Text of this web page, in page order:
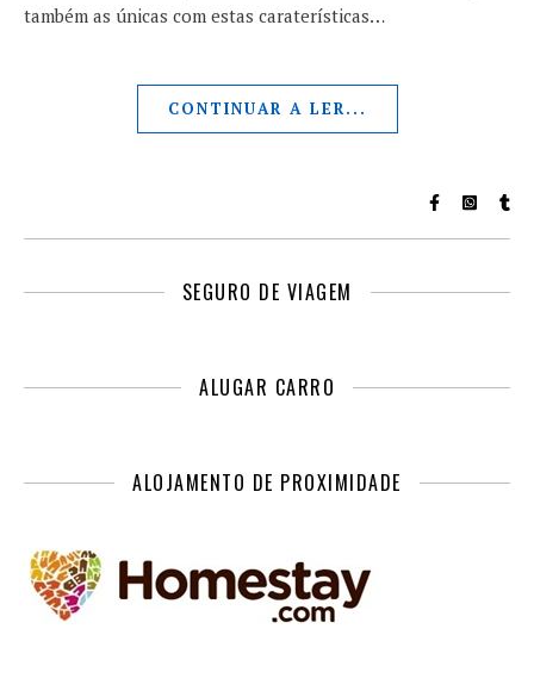
também as únicas com estas caraterísticas…
CONTINUAR A LER...
SEGURO DE VIAGEM
ALUGAR CARRO
ALOJAMENTO DE PROXIMIDADE